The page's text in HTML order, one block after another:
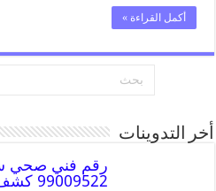
أكمل القراءة »
أخر التدوينات
99009522 كشف تسربات وتسليك مجاري